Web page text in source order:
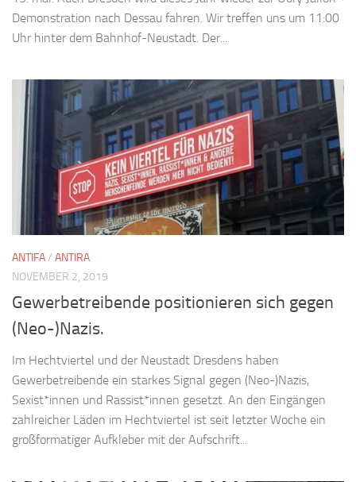
Demonstration nach Dessau fahren. Wir treffen uns um 11:00
Uhr hinter dem Bahnhof-Neustadt. Der...
ANTIFA/ ANTIRA
NOVEMBER 2, 2019
Gewerbetreibende positionieren sich gegen
(Neo-)Nazis.
Im Hechtviertel und der Neustadt Dresdens haben
Gewerbetreibende ein starkes Signal gegen (Neo-)Nazis,
Sexist*innen und Rassist*innen gesetzt. An den Eingängen
zahlreicher Läden im Hechtviertel ist seit letzter Woche ein
großformatiger Aufkleber mit der Aufschrift...